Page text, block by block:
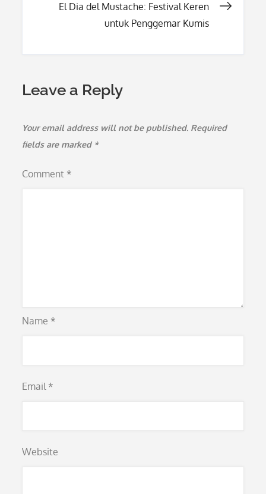
El Dia del Mustache: Festival Keren
untuk Penggemar Kumis
Leave a Reply
Your email address will not be published. Required
fields are marked *
Comment *
Name *
Email *
Website